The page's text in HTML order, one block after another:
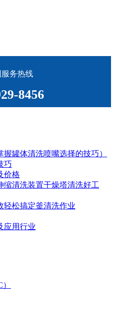
务热线
8456
罐体清洗喷嘴选择的技巧）
巧
价格
缩清洗装置干燥塔清洗好工
轻松搞定釜清洗作业
应用行业